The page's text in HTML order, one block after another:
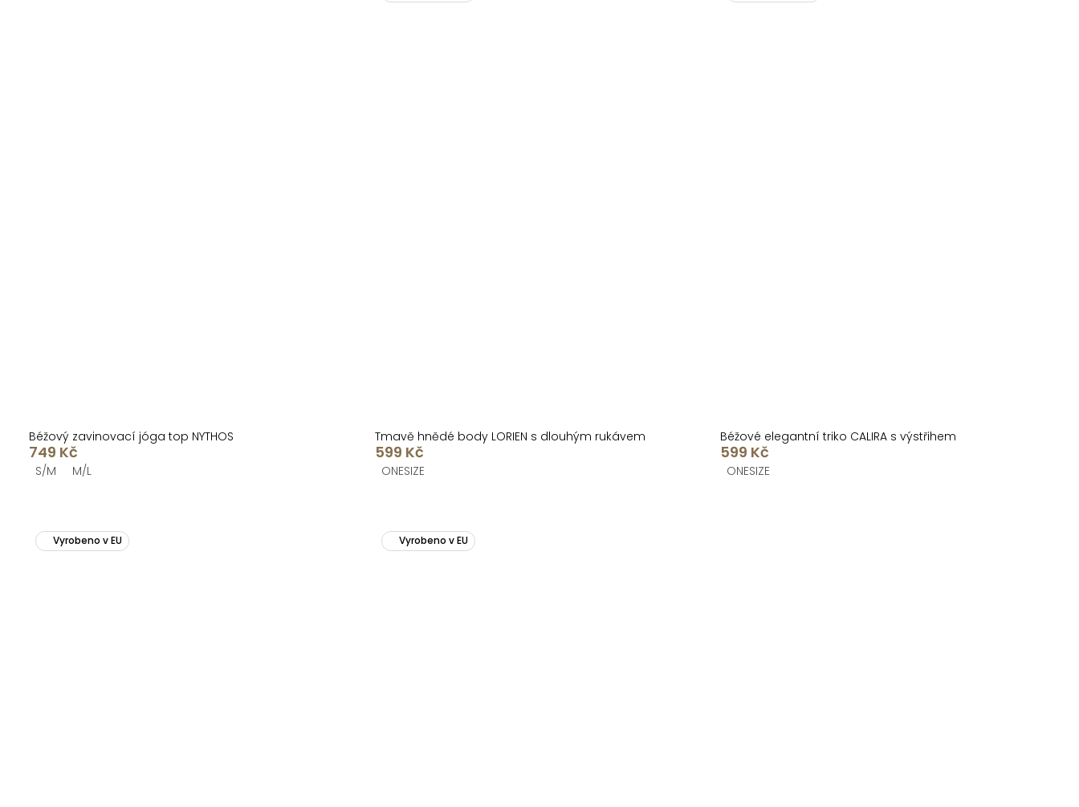
Béžový zavinovací jóga top NYTHOS
749 Kč
S/M M/L
Tmavě hnědé body LORIEN s dlouhým rukávem
599 Kč
ONESIZE
Béžové elegantní triko CALIRA s výstřihem
599 Kč
ONESIZE
Vyrobeno v EU Vyrobeno v EU